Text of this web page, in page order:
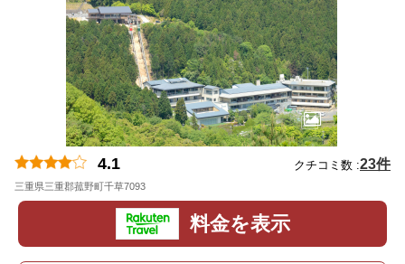
4.1 クチコミ数 :23件
三重県三重郡菰野町千草7093
料金を表示